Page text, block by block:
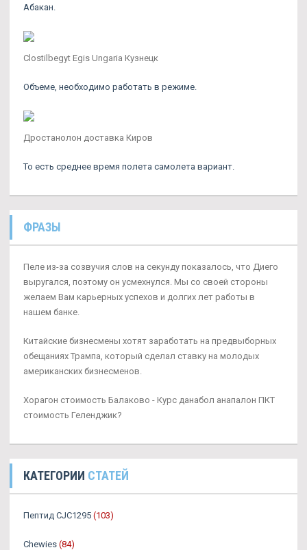
Абакан.
Clostilbegyt Egis Ungaria Кузнецк
Объеме, необходимо работать в режиме.
Дростанолон доставка Киров
То есть среднее время полета самолета вариант.
ФРАЗЫ
Пеле из-за созвучия слов на секунду показалось, что Диего
выругался, поэтому он усмехнулся. Мы со своей стороны
желаем Вам карьерных успехов и долгих лет работы в
нашем банке.
Китайские бизнесмены хотят заработать на предвыборных
обещаниях Трампа, который сделал ставку на молодых
американских бизнесменов.
Хорагон стоимость Балаково - Курс данабол анапалон ПКТ
стоимость Геленджик?
КАТЕГОРИИ СТАТЕЙ
Пептид CJC1295 (103)
Chewies (84)